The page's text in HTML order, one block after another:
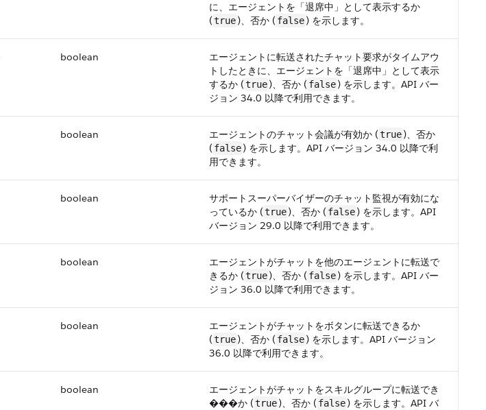
に、エージェントを「退席中」として表示するか
(true)、否か ( false) を示します。
boolean
エージェントに転送されたチャット要求がタイムアウ
トしたときに、エージェントを「退席中」として表示
するか (true)、否か ( false) を示します。API バー
ジョン 34.0 以降で利用できます。
boolean エージェントのチャット会議が有効か (true)、否か
( false) を示します。API バージョン 34.0 以降で利
用できます。
boolean
サポートスーパーバイザーのチャット監視が有効にな
っているか (true)、否か ( false) を示します。API
バージョン 29.0 以降で利用できます。
boolean
エージェントがチャットを他のエージェントに転送で
きるか (true)、否か ( false) を示します。API バー
ジョン 36.0 以降で利用できます。
boolean
エージェントがチャットをボタンに転送できるか
(true)、否か ( false) を示します。API バージョン
36.0 以降で利用できます。
boolean
エージェントがチャットをスキルグループに転送でき
���か (true)、否か ( false) を示します。API バ